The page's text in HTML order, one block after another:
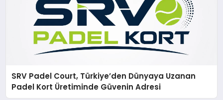
SRV Padel Court, Türkiye’den Dünyaya Uzanan
Padel Kort Üretiminde Güvenin Adresi